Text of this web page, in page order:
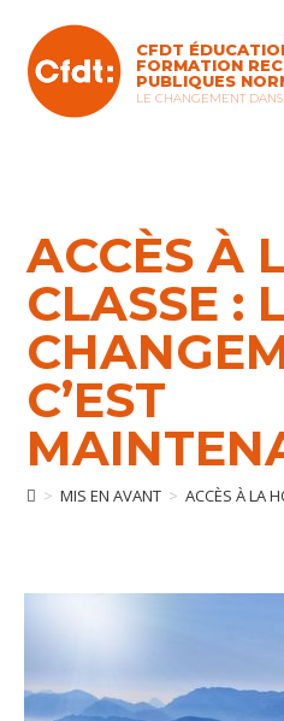
content
CFDT
FORMATION
PUBLIQUES
LE CHANGEMENT
ACCÈS À
CLASSE :
C’EST
> MIS EN AVANT > ACCÈS À LA